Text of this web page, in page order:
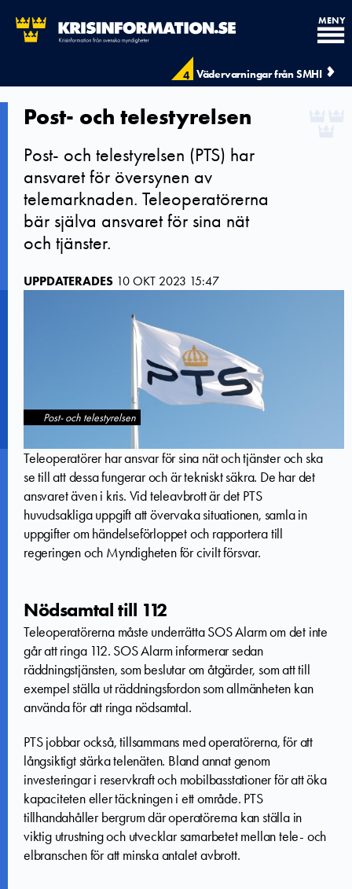
4 Vädervarningar från SMHI
MENY
Post- och telestyrelsen
Post- och telestyrelsen (PTS) har
ansvaret för översynen av
telemarknaden. Teleoperatörerna
bär själva ansvaret för sina nät
och tjänster.
UPPDATERADES 10 OKT 2023 15:47
Post- och telestyrelsen
Teleoperatörer har ansvar för sina nät och tjänster och ska
se till att dessa fungerar och är tekniskt säkra. De har det
ansvaret även i kris. Vid teleavbrott är det PTS
huvudsakliga uppgift att övervaka situationen, samla in
uppgifter om händelseförloppet och rapportera till
regeringen och Myndigheten för civilt försvar.
Nödsamtal till 112
Teleoperatörerna måste underrätta SOS Alarm om det inte
går att ringa 112. SOS Alarm informerar sedan
räddningstjänsten, som beslutar om åtgärder, som att till
exempel ställa ut räddningsfordon som allmänheten kan
använda för att ringa nödsamtal.
PTS jobbar också, tillsammans med operatörerna, för att
långsiktigt stärka telenäten. Bland annat genom
investeringar i reservkraft och mobilbasstationer för att öka
kapaciteten eller täckningen i ett område. PTS
tillhandahåller bergrum där operatörerna kan ställa in
viktig utrustning och utvecklar samarbetet mellan tele- och
elbranschen för att minska antalet avbrott.